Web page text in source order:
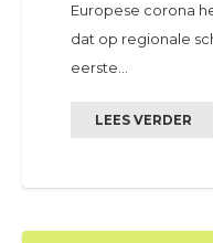
Europese corona
dat op regionale
eerste…
LEES VERDER